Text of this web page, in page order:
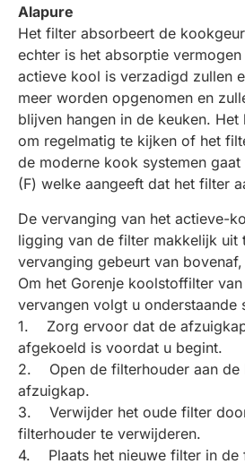
Alapure
Het filter absorbeert de
echter is het absorptie
actieve kool is verzadigd zullen
meer worden opgenomen en
blijven hangen in de keuken.
om regelmatig te kijken of het
de moderne kook systemen
(F) welke aangeeft dat het filter
De vervanging van het actieve-
ligging van de filter makkelijk uit
vervanging gebeurt van
Om het Gorenje koolstoffilter
vervangen volgt u onderstaande
1. Zorg ervoor dat de
afgekoeld is voordat u begint.
2. Open de filterhouder aan de
afzuigkap.
3. Verwijder het oude filter
filterhouder te verwijderen.
4. Plaats het nieuwe filter in de